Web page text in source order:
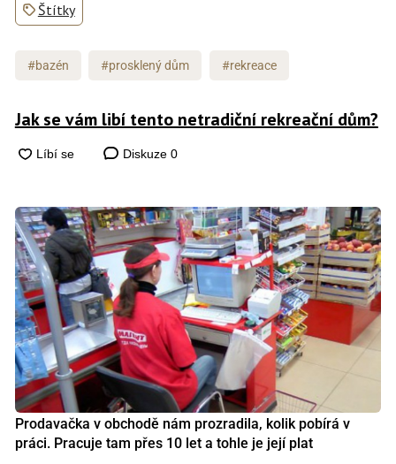
Štítky
#bazén #prosklený dům #rekreace
Jak se vám libí tento netradiční rekreační dům?
Diskuze 0
Prodavačka v obchodě nám prozradila, kolik pobírá v
práci. Pracuje tam přes 10 let a tohle je její plat